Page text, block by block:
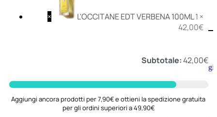
Deo
Aggiungi
× L'OCCITANE EDT VERBENA 100ML1 ×
42,00€
Subtotale:42,00€
Aggiungi ancora prodotti per 7,90€ e ottieni la spedizione gratuita
per gli ordini superiori a 49,90€